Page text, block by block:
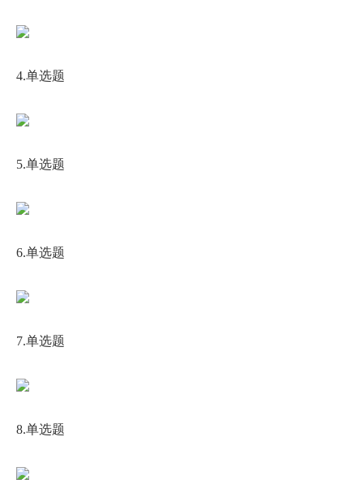
4.单选题
5.单选题
6.单选题
7.单选题
8.单选题